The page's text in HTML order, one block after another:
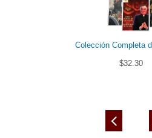
Colección Completa
$32.30